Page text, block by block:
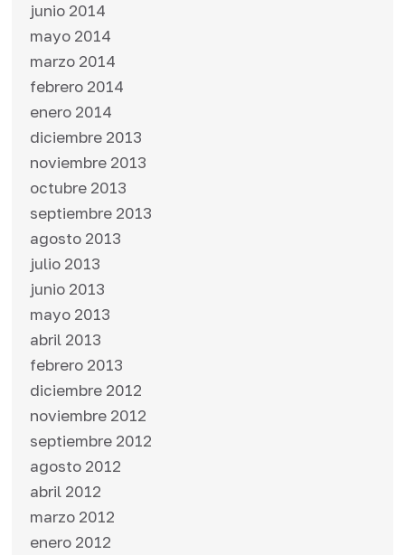
junio 2014
mayo 2014
marzo 2014
febrero 2014
enero 2014
diciembre 2013
noviembre 2013
octubre 2013
septiembre 2013
agosto 2013
julio 2013
junio 2013
mayo 2013
abril 2013
febrero 2013
diciembre 2012
noviembre 2012
septiembre 2012
agosto 2012
abril 2012
marzo 2012
enero 2012